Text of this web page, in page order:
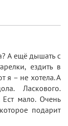
А ещё дышать с
ездить в
я – не хотела. А
Ласкового.
Ест мало. Очень
подарит